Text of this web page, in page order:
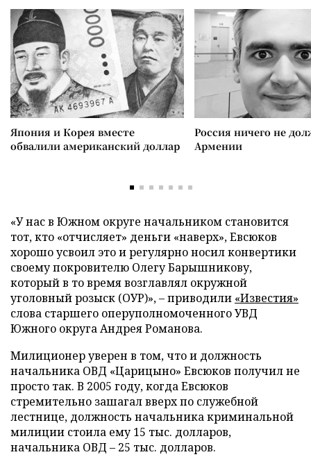
Япония и Корея вместе
обвалили американский доллар
Россия ничего не
Армении
«У нас в Южном округе начальником становится
тот, кто «отчисляет» деньги «наверх», Евсюков
хорошо усвоил это и регулярно носил конвертики
своему покровителю Олегу Барышникову,
который в то время возглавлял окружной
уголовный розыск (ОУР)», – приводили «Известия»
слова старшего оперуполномоченного УВД
Южного округа Андрея Романова.
Милиционер уверен в том, что и должность
начальника ОВД «Царицыно» Евсюков получил не
просто так. В 2005 году, когда Евсюков
стремительно зашагал вверх по служебной
лестнице, должность начальника криминальной
милиции стоила ему 15 тыс. долларов,
начальника ОВД – 25 тыс. долларов.